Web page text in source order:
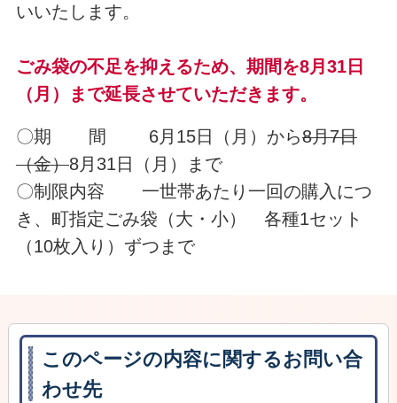
いいたします。
ごみ袋の不足を抑えるため、期間を8月31日
（月）まで延長させていただきます。
〇期 間 6月15日（月）から8月7日
（金）8月31日（月）まで
〇制限内容 一世帯あたり一回の購入につ
き、町指定ごみ袋（大・小） 各種1セット
（10枚入り）ずつまで
このページの内容に関するお問い合
わせ先